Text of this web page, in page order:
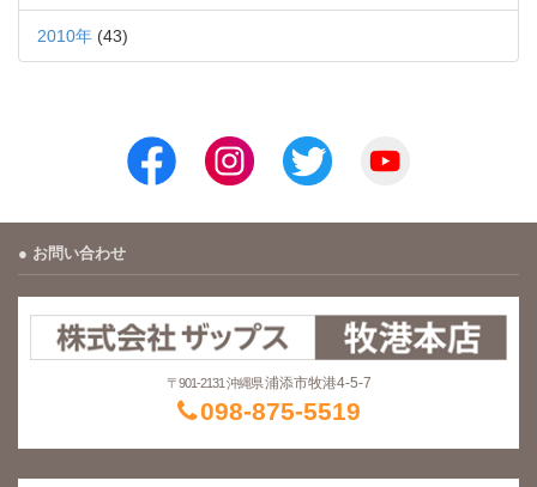
2010年 (43)
お問い合わせ
〒901-2131 沖縄県 浦添市牧港4-5-7
098-875-5519